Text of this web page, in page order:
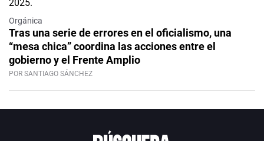
Orgánica
Tras una serie de errores en el oficialismo, una
“mesa chica” coordina las acciones entre el
gobierno y el Frente Amplio
POR SANTIAGO SÁNCHEZ